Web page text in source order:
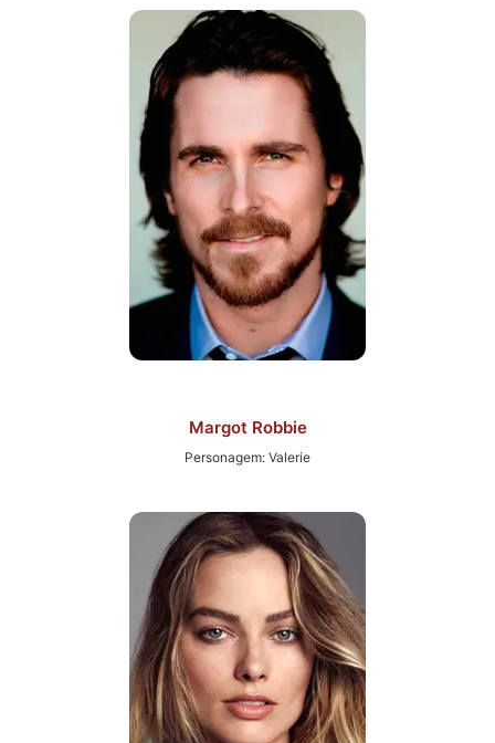
Margot Robbie
Personagem: Valerie